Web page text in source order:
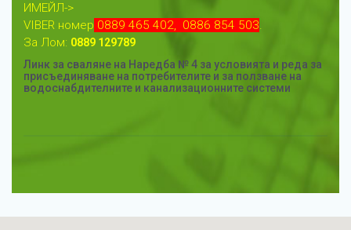
ИМЕЙЛ->
VIBER номер 0889 465 402, 0886 854 503.
За Лом: 0889 129789
Линк за сваляне на Наредба № 4 за условията и реда за
присъединяване на потребителите и за ползване на
водоснабдителните и канализационните системи